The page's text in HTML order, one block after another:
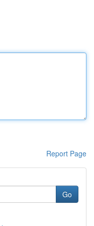
Report Page
Go